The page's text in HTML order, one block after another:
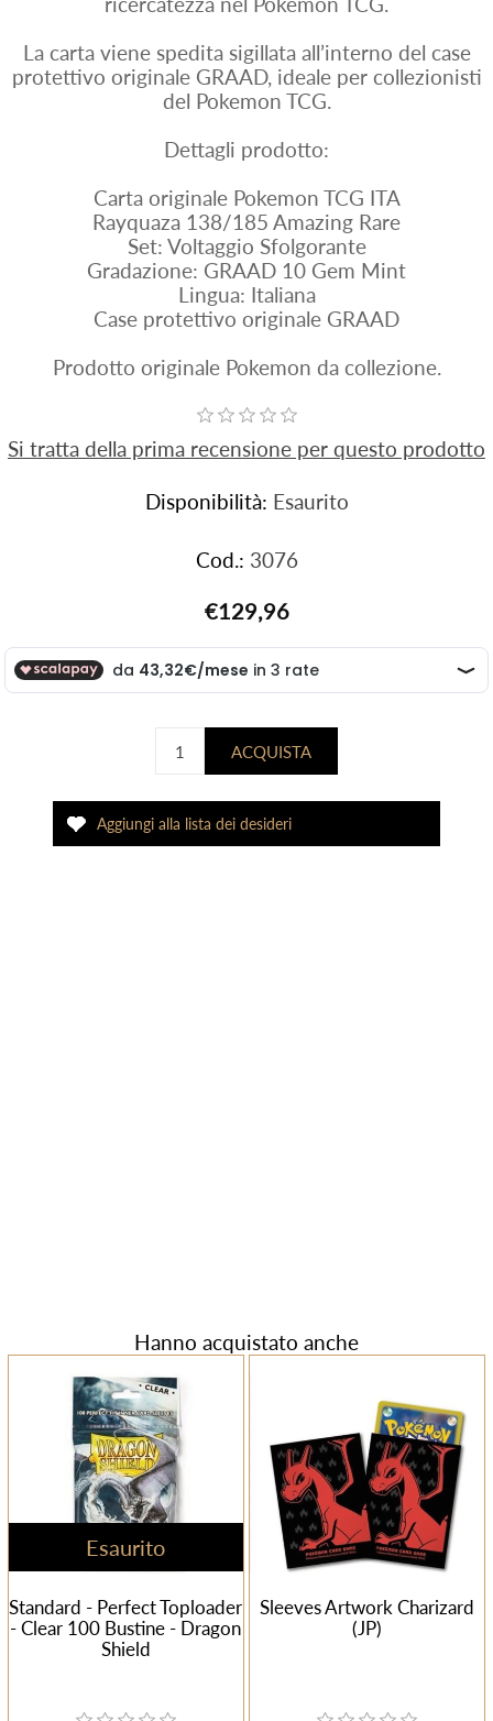
La carta viene spedita sigillata all’interno del case
protettivo originale GRAAD, ideale per collezionisti
del Pokemon TCG.
Dettagli prodotto:
Carta originale Pokemon TCG ITA
Rayquaza 138/185 Amazing Rare
Set: Voltaggio Sfolgorante
Gradazione: GRAAD 10 Gem Mint
Lingua: Italiana
Case protettivo originale GRAAD
Prodotto originale Pokemon da collezione.
Si tratta della prima recensione per questo prodotto
Disponibilità: Esaurito
Cod.: 3076
€129,96
Hanno acquistato anche
Esaurito
Standard - Perfect Toploader
- Clear 100 Bustine - Dragon
Shield
Sleeves Artwork Charizard
(JP)